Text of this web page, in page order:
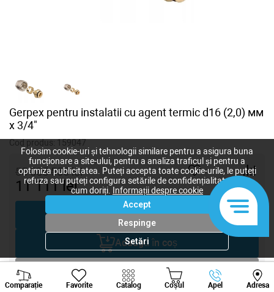
Gerpex pentru instalatii cu agent termic d16 (2,0) мм
x 3/4"
Cod produs:159047
55 555 556lei
11 111lei - +
Cumpără acum
Adaugă în coș
Negociază
Comparație Favorite Catalog Coșul Apel Adresa
Viber Whatsapp
Folosim cookie-uri și tehnologii similare pentru a asigura buna
funcționare a site-ului, pentru a analiza traficul și pentru a
optimiza publicitatea. Puteți accepta toate cookie-urile, le puteți
refuza sau puteți configura setările de confidențialitate după
cum doriți.
Informații despre cookie
Accept
Respinge
Setări